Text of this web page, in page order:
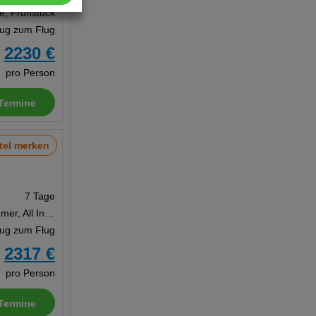
Frühstück
zum Flug
2230 €
pro Person
merken
7 Tage
Doppelzimmer, All Inclusive
zum Flug
2317 €
pro Person